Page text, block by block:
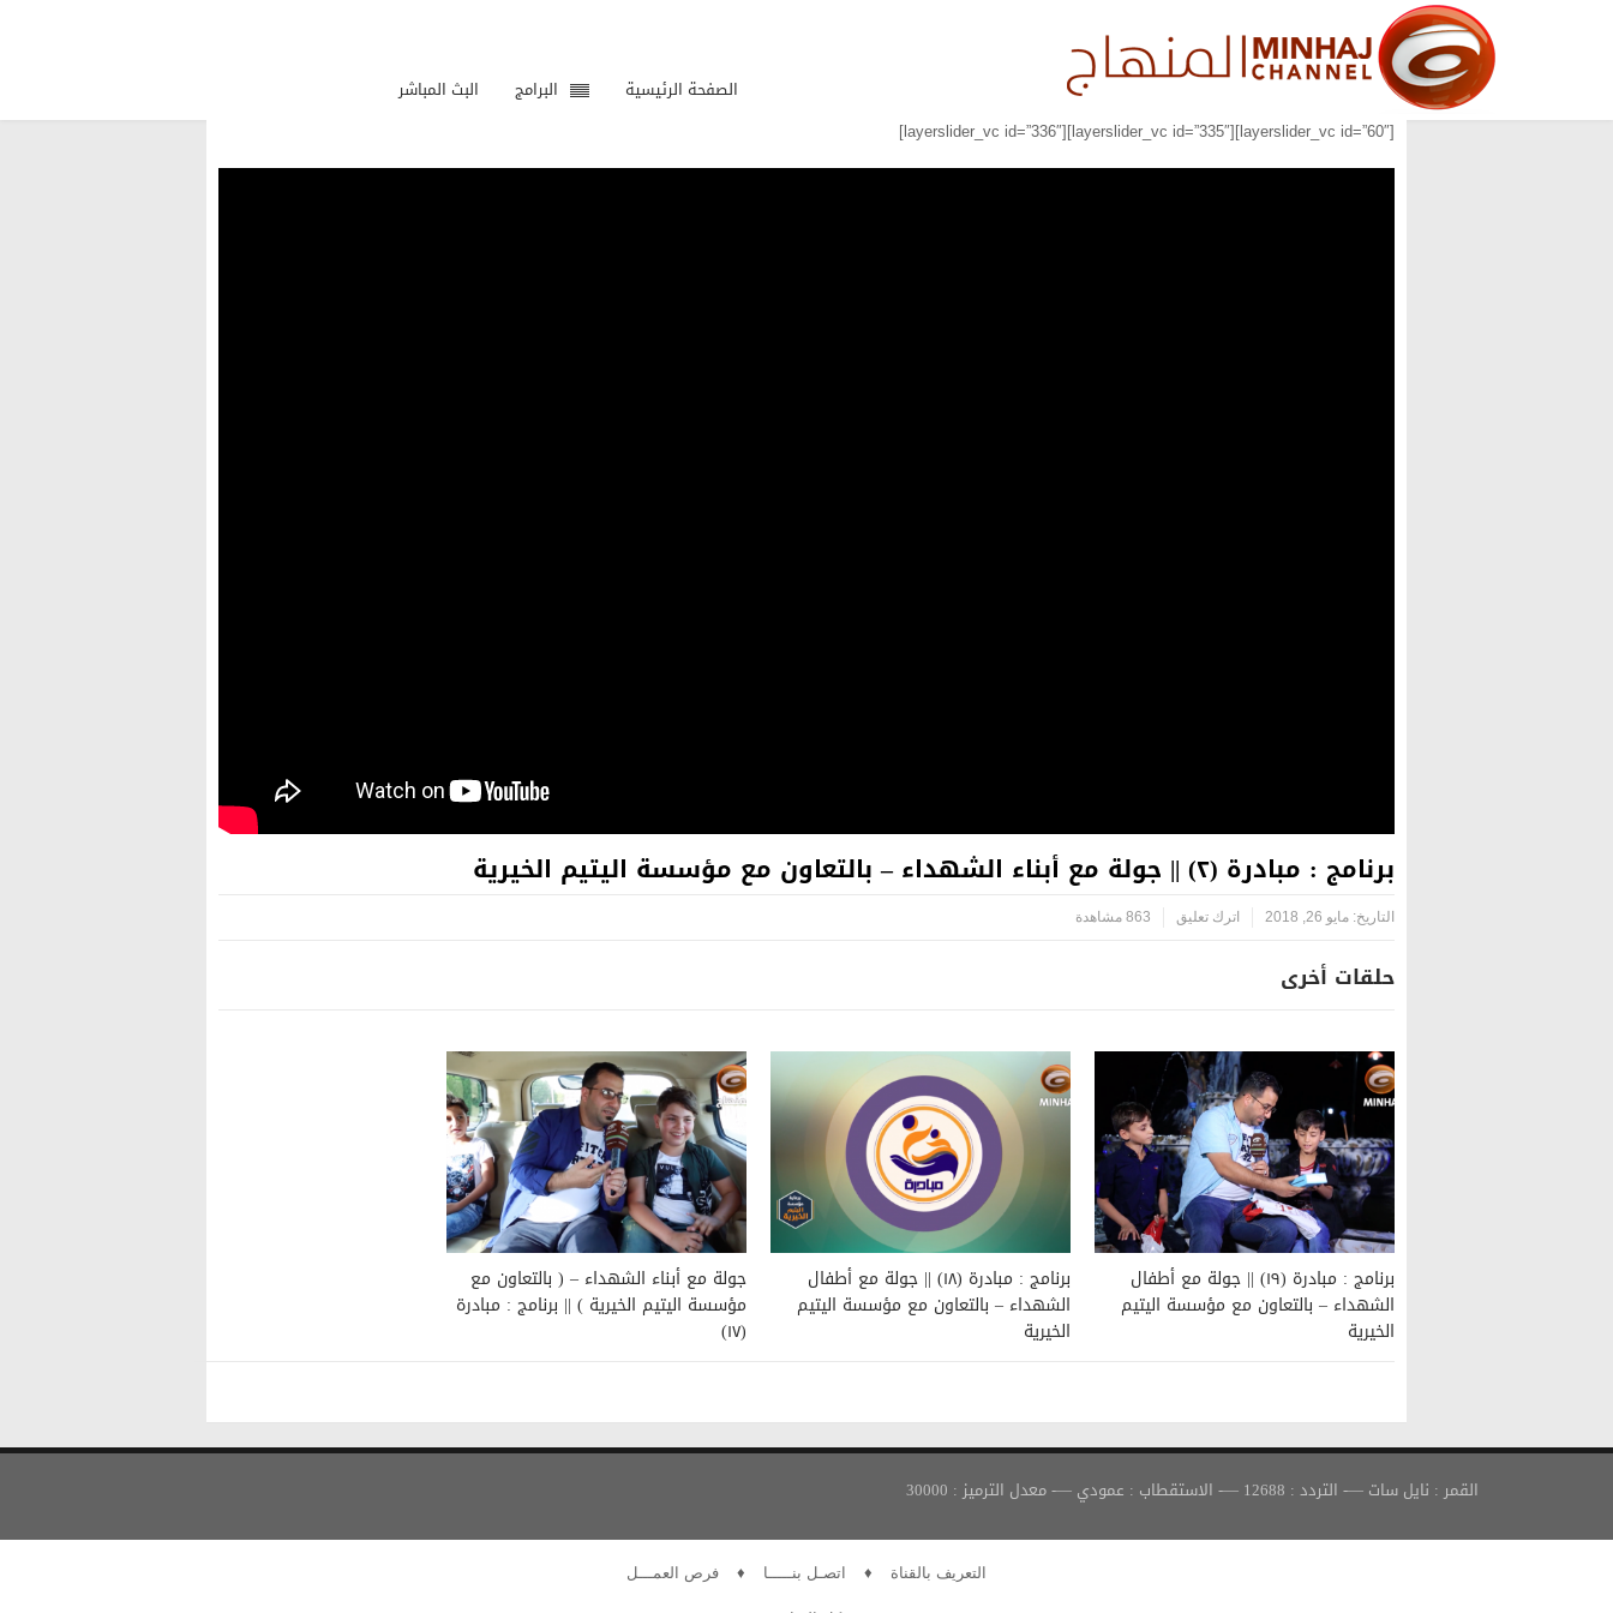
الصفحة الرئيسية البرامج البث المباشر
[layerslider_vc id=”60″][layerslider_vc id=”335″][layerslider_vc id=”336″]
برنامج : مبادرة (٢) || جولة مع أبناء الشهداء – بالتعاون مع مؤسسة اليتيم الخيرية
التاريخ: مايو 26, 2018 اترك تعليق 863 مشاهدة
حلقات أخرى
برنامج : مبادرة (١٩) || جولة مع أطفال
الشهداء – بالتعاون مع مؤسسة اليتيم
الخيرية
برنامج : مبادرة (١٨) || جولة مع أطفال
الشهداء – بالتعاون مع مؤسسة اليتيم
الخيرية
جولة مع أبناء الشهداء – ( بالتعاون مع
مؤسسة اليتيم الخيرية ) || برنامج : مبادرة
(١٧)
القمر : نايل سات —- التردد : 12688 —- الاستقطاب : عمودي —- معدل الترميز : 30000
التعريف بالقناة ♦ اتصـل بنـــــا ♦ فرص العمـــل